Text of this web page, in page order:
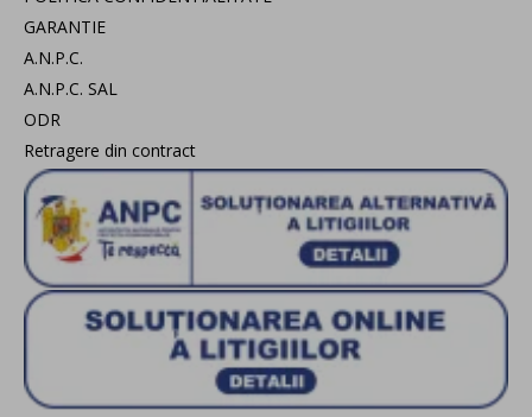
GARANTIE
A.N.P.C.
A.N.P.C. SAL
ODR
Retragere din contract